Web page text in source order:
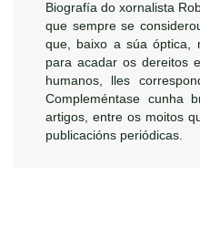
Biografía do xornalista
que sempre se
que, baixo a súa óptica,
para acadar os dereitos
humanos, lles
Compleméntase cunha
artigos, entre os moitos
publicacións periódicas.